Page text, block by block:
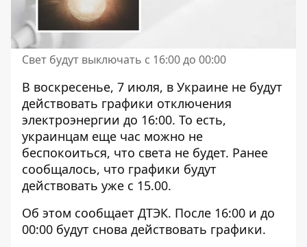
Свет будут выключать с 16:00 до 00:00
В воскресенье, 7 июля, в Украине не будут
действовать графики отключения
электроэнергии до 16:00. То есть,
украинцам еще час можно не
беспокоиться, что света не будет. Ранее
сообщалось, что графики будут
действовать уже с 15.00.
Об этом сообщает ДТЭК. После 16:00 и до
00:00 будут снова действовать графики.